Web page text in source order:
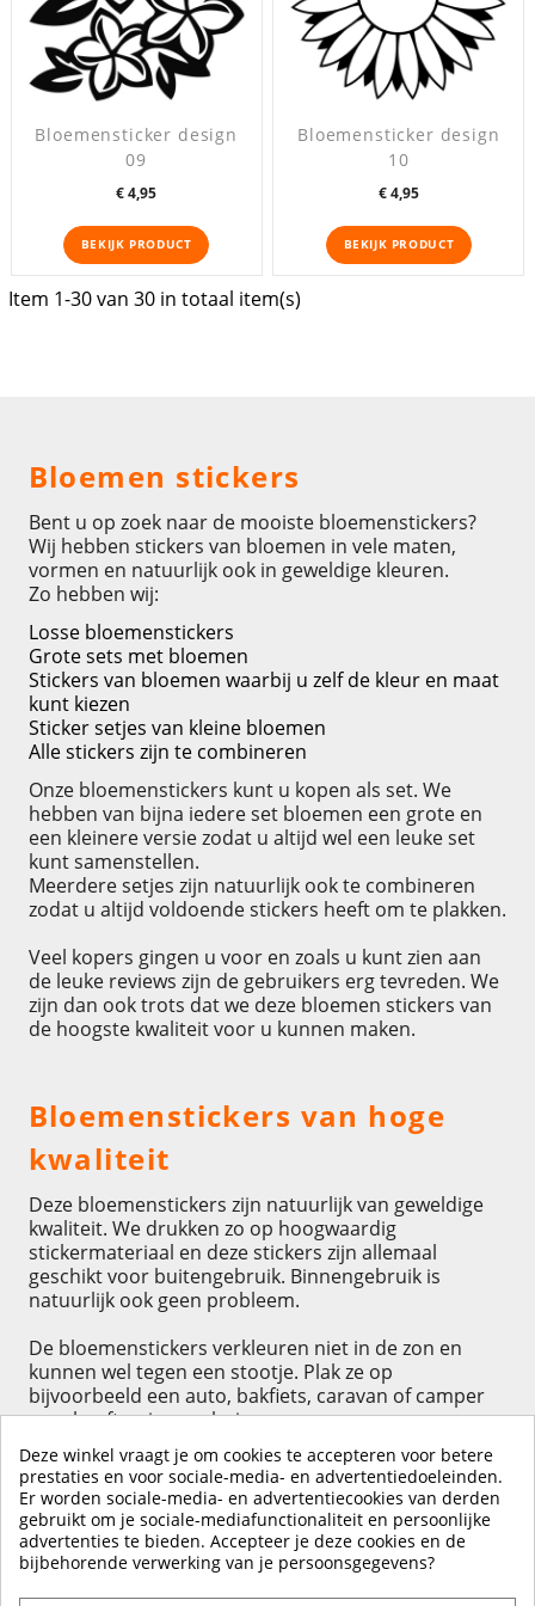
Bloemensticker design
09
Prijs
€ 4,95
BEKIJK PRODUCT
Bloemensticker design
10
Prijs
€ 4,95
BEKIJK PRODUCT
Item 1-30 van 30 in totaal item(s)
Bloemen stickers
Bent u op zoek naar de mooiste bloemenstickers?
Wij hebben stickers van bloemen in vele maten,
vormen en natuurlijk ook in geweldige kleuren.
Zo hebben wij:
Losse bloemenstickers
Grote sets met bloemen
Stickers van bloemen waarbij u zelf de kleur en maat
kunt kiezen
Sticker setjes van kleine bloemen
Alle stickers zijn te combineren
Onze bloemenstickers kunt u kopen als set. We
hebben van bijna iedere set bloemen een grote en
een kleinere versie zodat u altijd wel een leuke set
kunt samenstellen.
Meerdere setjes zijn natuurlijk ook te combineren
zodat u altijd voldoende stickers heeft om te plakken.
Veel kopers gingen u voor en zoals u kunt zien aan
de leuke reviews zijn de gebruikers erg tevreden. We
zijn dan ook trots dat we deze bloemen stickers van
de hoogste kwaliteit voor u kunnen maken.
Bloemenstickers van hoge
kwaliteit
Deze bloemenstickers zijn natuurlijk van geweldige
kwaliteit. We drukken zo op hoogwaardig
stickermateriaal en deze stickers zijn allemaal
geschikt voor buitengebruik. Binnengebruik is
natuurlijk ook geen probleem.
De bloemenstickers verkleuren niet in de zon en
kunnen wel tegen een stootje. Plak ze op
bijvoorbeeld een auto, bakfiets, caravan of camper
en u heeft er jaren plezier van.
Plakt u ze ergens binnen, bijvoorbeeld op een kast,
raam, deur of bed? Ook dan gaan ze uiteraard
jarenlang mee. U zult er lang veel plezier van
beleven.
Deze winkel vraagt je om cookies te accepteren voor betere
prestaties en voor sociale-media- en advertentiedoeleinden.
Er worden sociale-media- en advertentiecookies van derden
gebruikt om je sociale-mediafunctionaliteit en persoonlijke
advertenties te bieden. Accepteer je deze cookies en de
bijbehorende verwerking van je persoonsgegevens?